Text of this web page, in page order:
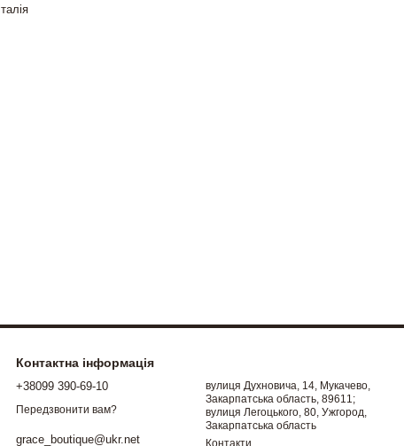
Італія
Контактна інформація
+38099 390-69-10
Передзвонити вам?
grace_boutique@ukr.net
вулиця Духновича, 14, Мукачево,
Закарпатська область, 89611;
вулиця Легоцького, 80, Ужгород,
Закарпатська область
Контакти